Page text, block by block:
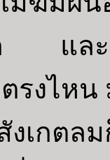
และถ้
รงไห
งเกต